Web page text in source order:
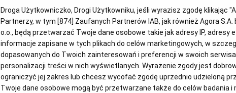
Droga Użytkowniczko, Drogi Użytkowniku, jeśli wyrazisz zgodę klikając
Partnerzy, w tym [874] Zaufanych Partnerów IAB, jak również Agora
o.o., będą przetwarzać Twoje dane osobowe takie jak adresy IP, adresy
informacje zapisane w tych plikach do celów marketingowych, w
dopasowanych do Twoich zainteresowań i preferencji w swoich
personalizacji treści w nich wyświetlanych. Wyrażenie zgody jest
ograniczyć jej zakres lub chcesz wycofać zgodę uprzednio udzieloną
Twoje dane osobowe mogą być przetwarzane także do celów badania